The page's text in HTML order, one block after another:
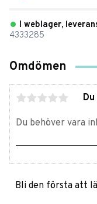
I weblager,
4333285
Omdömen
Du
Bli den första att